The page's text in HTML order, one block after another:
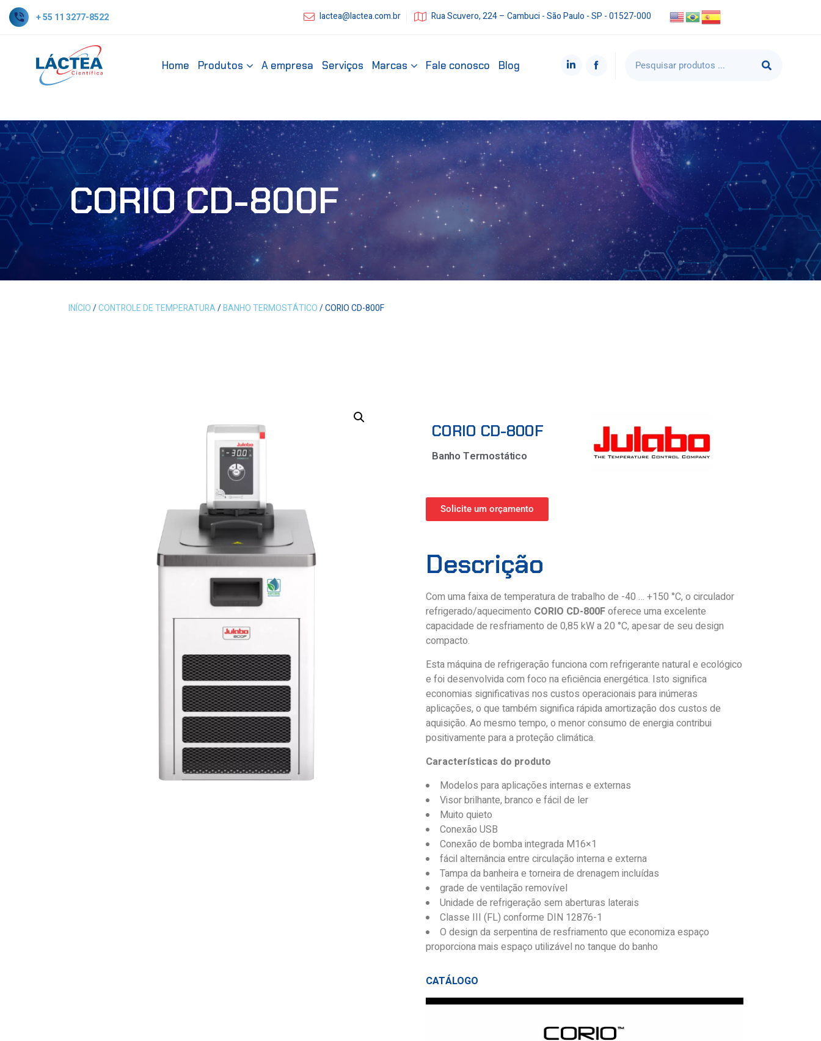
+ 55 11 3277-8522 lactea@lactea.com.br Rua Scuvero, 224 – Cambuci - São Paulo - SP - 01527-000
Home Produtos A empresa Serviços Marcas Fale conosco Blog
CORIO CD-800F
INÍCIO/CONTROLE DE TEMPERATURA/BANHO TERMOSTÁTICO/ CORIO CD-800F
CORIO CD-800F
Banho Termostático
Solicite um orçamento
Descrição
Com uma faixa de temperatura de trabalho de -40 … +150 °C, o circulador
refrigerado/aquecimento CORIO CD-800Foferece uma excelente
capacidade de resfriamento de 0,85 kW a 20 °C, apesar de seu design
compacto.
Esta máquina de refrigeração funciona com refrigerante natural e ecológico
e foi desenvolvida com foco na eficiência energética. Isto significa
economias significativas nos custos operacionais para inúmeras
aplicações, o que também significa rápida amortização dos custos de
aquisição. Ao mesmo tempo, o menor consumo de energia contribui
positivamente para a proteção climática.
Características do produto
Modelos para aplicações internas e externas
Visor brilhante, branco e fácil de ler
Muito quieto
Conexão USB
Conexão de bomba integrada M16×1
fácil alternância entre circulação interna e externa
Tampa da banheira e torneira de drenagem incluídas
grade de ventilação removível
Unidade de refrigeração sem aberturas laterais
Classe III (FL) conforme DIN 12876-1
O design da serpentina de resfriamento que economiza espaço
proporciona mais espaço utilizável no tanque do banho
CATÁLOGO